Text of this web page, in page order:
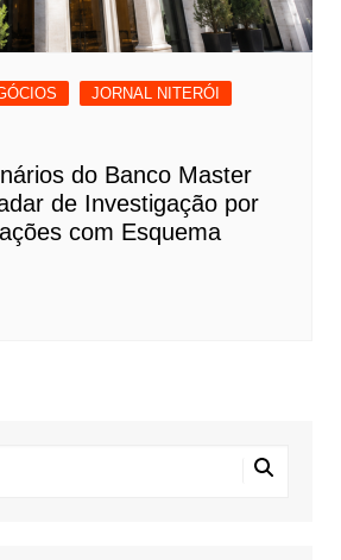
JORNAL NITERÓI
do Banco Master
de Investigação por
com Esquema